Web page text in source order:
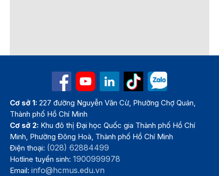
Cơ sở 1: 227 đường Nguyễn Văn Cừ, Phường Chợ Quán,
Thành phố Hồ Chí Minh
Cơ sở 2: Khu đô thị Đại học Quốc gia Thành phố Hồ Chí
Minh, Phường Đông Hoà, Thành phố Hồ Chí Minh
Điện thoại: (028) 62884499
Hotline tuyển sinh:1900999978
Email:info@hcmus.edu.vn